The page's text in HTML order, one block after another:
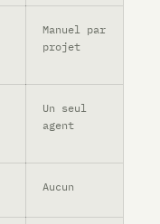
Manuel par
projet
Un seul
agent
Aucun